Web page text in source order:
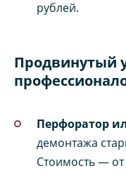
рублей.
Продвинутый
Перфоратор
демонтажа
Стоимость — от